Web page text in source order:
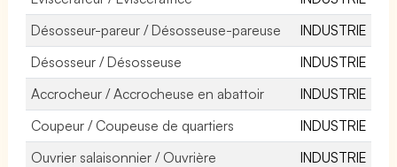
Désosseur-pareur / Désosseuse-pareuse
INDUSTRIE
Désosseur / Désosseuse
INDUSTRIE
Accrocheur / Accrocheuse en abattoir
INDUSTRIE
Coupeur / Coupeuse de quartiers
INDUSTRIE
Ouvrier salaisonnier / Ouvrière
INDUSTRIE